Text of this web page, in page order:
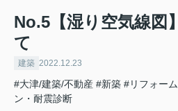
No.5【湿り空気線図
て
建築 2022.12.23
#大津/建築/不動産 #新築 #リフォーム
ン・耐震診断